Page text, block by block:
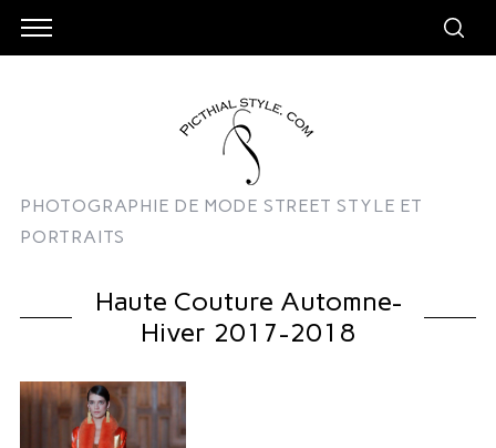
PHOTOGRAPHIE DE MODE STREET STYLE ET
PORTRAITS
Haute Couture Automne-
Hiver 2017-2018